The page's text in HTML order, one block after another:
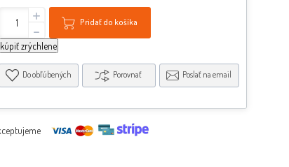
+
- Pridať do košíka
kúpiť zrýchlene
Do obľúbených Porovnať Poslať na email